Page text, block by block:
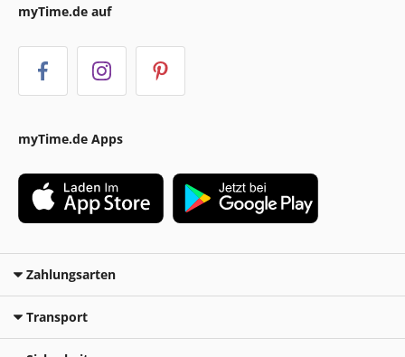
myTime.de auf
myTime.de Apps
Zahlungsarten
Transport